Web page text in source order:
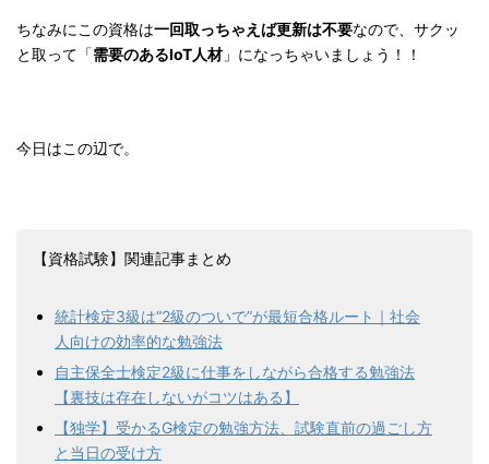
ちなみにこの資格は一回取っちゃえば更新は不要なので、サクッ
と取って「需要のあるIoT人材」になっちゃいましょう！！
今日はこの辺で。
【資格試験】関連記事まとめ
統計検定3級は“2級のついで”が最短合格ルート｜社会
人向けの効率的な勉強法
自主保全士検定2級に仕事をしながら合格する勉強法
【裏技は存在しないがコツはある】
【独学】受かるG検定の勉強方法、試験直前の過ごし方
と当日の受け方